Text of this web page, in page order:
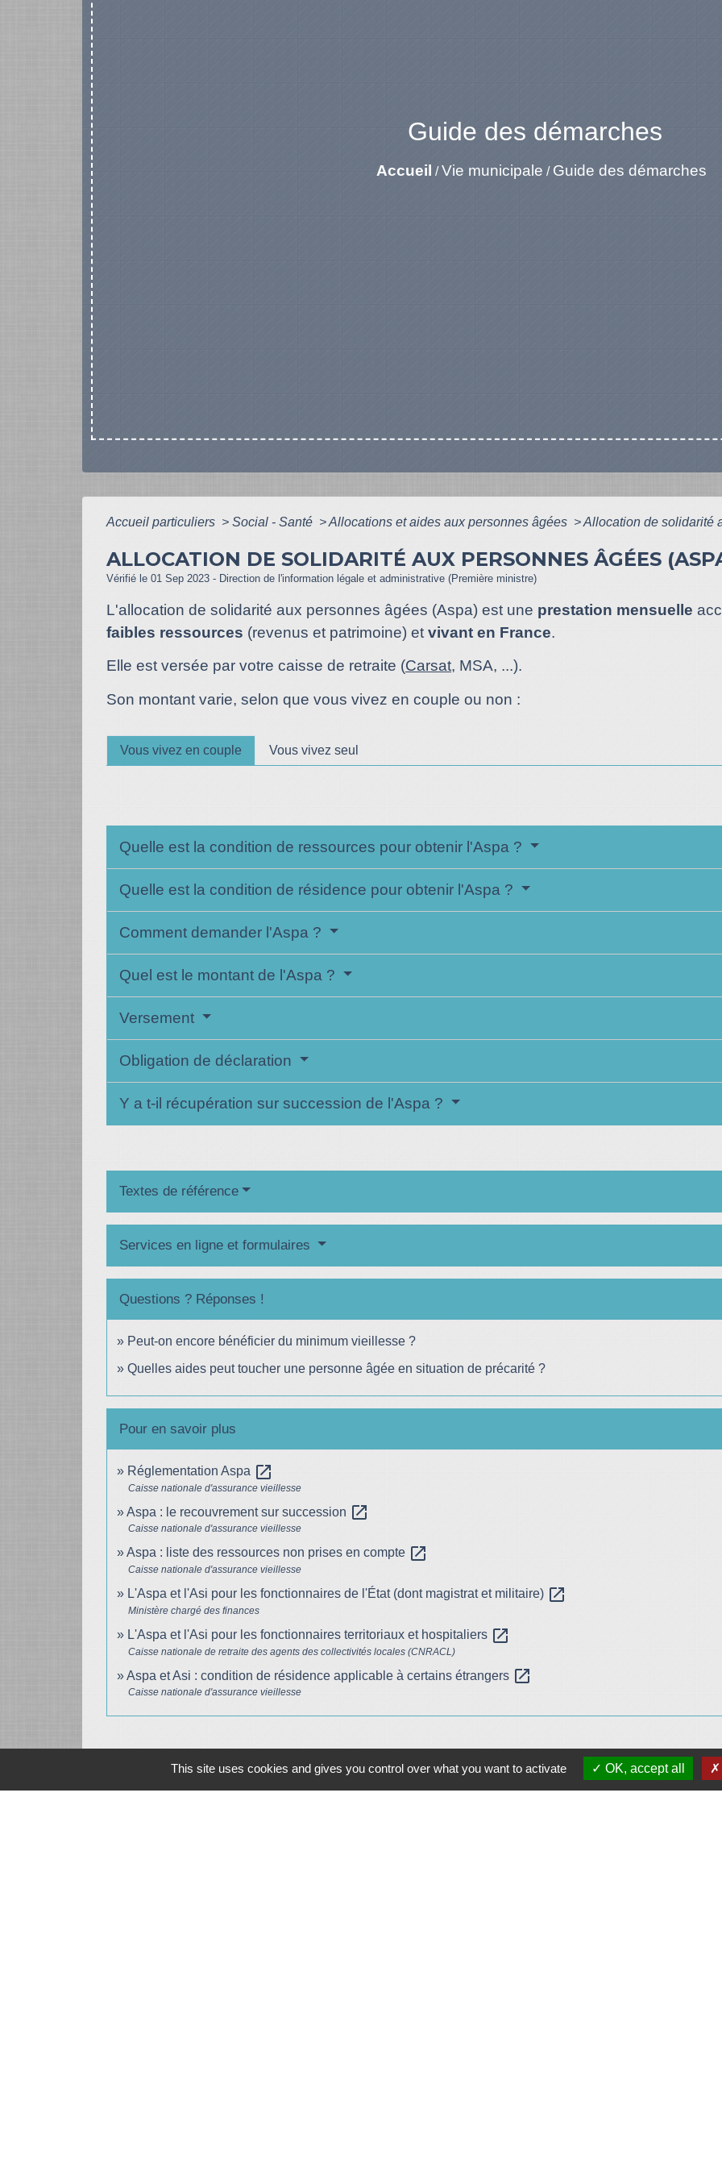
Guide des démarches
Accueil /Vie municipale / Guide des démarches
Accueil particuliers > Social - Santé >Allocations et aides aux personnes âgées >Allocation de solidarité
ALLOCATION DE SOLIDARITÉ AUX PERSONNES ÂGÉES
Vérifié le 01 Sep 2023 - Direction de l'information légale et administrative (Première ministre)
L'allocation de solidarité aux personnes âgées (Aspa) est une prestation mensuelle
faibles ressources (revenus et patrimoine) et vivant en France.
Elle est versée par votre caisse de retraite (Carsat, MSA, ...).
Son montant varie, selon que vous vivez en couple ou non :
Vous vivez en couple Vous vivez seul
Quelle est la condition de ressources pour obtenir l'Aspa ?
Quelle est la condition de résidence pour obtenir l'Aspa ?
Comment demander l'Aspa ?
Quel est le montant de l'Aspa ?
Versement
Obligation de déclaration
Y a t-il récupération sur succession de l'Aspa ?
Textes de référence
Services en ligne et formulaires
Questions ? Réponses !
Peut-on encore bénéficier du minimum vieillesse ?
Quelles aides peut toucher une personne âgée en situation de précarité ?
Pour en savoir plus
Réglementation Aspa open_in_new
Caisse nationale d'assurance vieillesse
Aspa : le recouvrement sur succession open_in_new
Caisse nationale d'assurance vieillesse
Aspa : liste des ressources non prises en compte open_in_new
Caisse nationale d'assurance vieillesse
L'Aspa et l'Asi pour les fonctionnaires de l'État (dont magistrat et militaire) open_in_new
Ministère chargé des finances
L'Aspa et l'Asi pour les fonctionnaires territoriaux et hospitaliers open_in_new
Caisse nationale de retraite des agents des collectivités locales (CNRACL)
Aspa et Asi : condition de résidence applicable à certains étrangers open_in_new
Caisse nationale d'assurance vieillesse
This site uses cookies and gives you control over what you want to activate OK, accept all